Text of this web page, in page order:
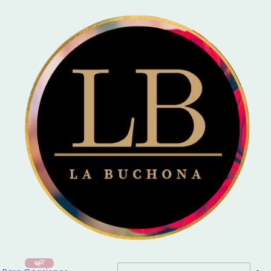
Para Ocasiones 🎓 Graduaciones
Ramo de Hello Kitty + Bombones